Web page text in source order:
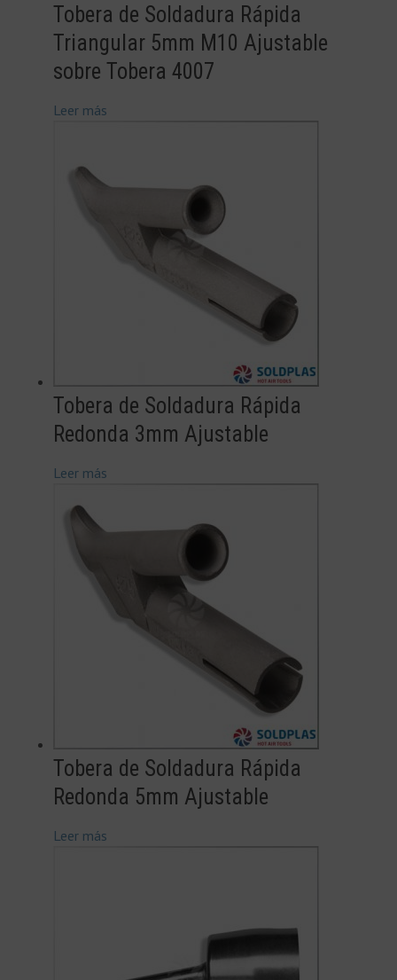
Tobera de Soldadura Rápida
Triangular 5mm M10 Ajustable
sobre Tobera 4007
Leer más
Tobera de Soldadura Rápida
Redonda 3mm Ajustable
Leer más
Tobera de Soldadura Rápida
Redonda 5mm Ajustable
Leer más